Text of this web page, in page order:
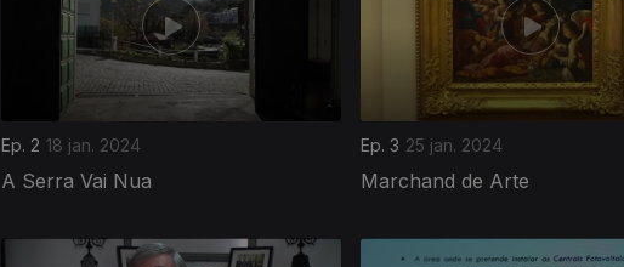
Ep. 2 18 jan. 2024
A Serra Vai Nua
Ep. 3 25 jan. 2024
Marchand de Arte